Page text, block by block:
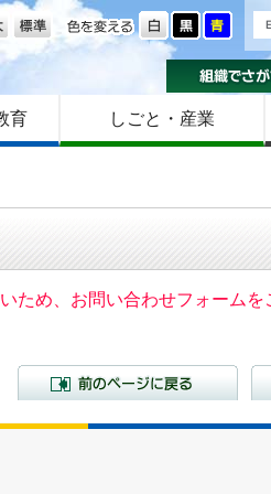
色を変える
大きさ
育 しごと・産業
ため、お問い合わせフォームを
前